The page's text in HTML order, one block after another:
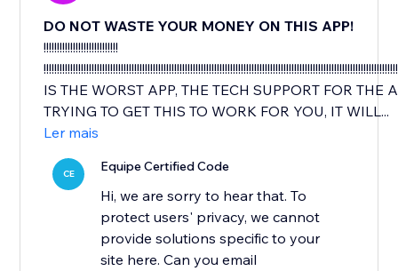
DO NOT WASTE YOUR MONEY ON THIS APP!
!!!!!!!!!!!!!!!!!!!!!!!!!!!!
IS THE WORST APP, THE TECH SUPPORT FOR
TRYING TO GET THIS TO WORK FOR YOU, IT WILL...
Ler mais
CE Equipe Certified Code
Hi, we are sorry to hear that. To
protect users' privacy, we cannot
provide solutions specific to your
site here. Can you email